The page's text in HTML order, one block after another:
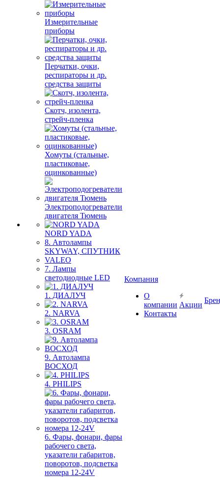
Измерительные
приборы
Перчатки, очки,
респираторы и др.
средства защиты
Скотч, изолента,
стрейч-пленка
Хомуты (стальные,
пластиковые,
оцинкованные)
Электроподогреватели
двигателя Тюмень
NORD YADA
8. Автолампы
SKYWAY, СПУТНИК
VALEO
7. Лампы
светодиодные LED
1. ДИАЛУЧ
2. NARVA
3. OSRAM
9. Автолампа
ВОСХОД
4. PHILIPS
6. Фары, фонари, фары
рабочего света,
указатели габаритов,
поворотов, подсветка
номера 12-24V
Компания
О
компании
Контакты
Акции